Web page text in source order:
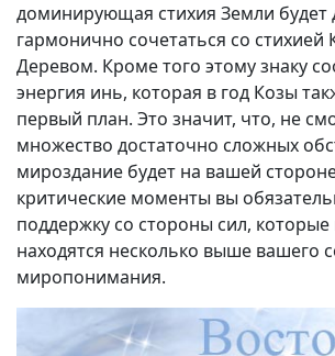
доминирующая стихия Земли будет
гармонично сочетаться со стихией
Деревом. Кроме того этому знаку
энергия инь, которая в год Козы
первый план. Это значит, что, не
множество достаточно сложных
мироздание будет на вашей
критические моменты вы
поддержку со стороны сил, которые
находятся несколько выше вашего
миропонимания.